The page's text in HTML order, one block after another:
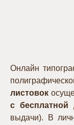
Онлайн
листовок
с бесплатной
выдачи). В